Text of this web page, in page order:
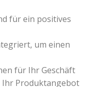
für ein positives
um einen
für Ihr Geschäft
Ihr Produktangebot